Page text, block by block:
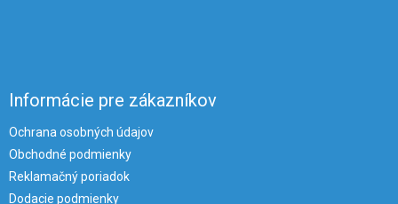
Informácie pre zákazníkov
Ochrana osobných údajov
Obchodné podmienky
Reklamačný poriadok
Dodacie podmienky